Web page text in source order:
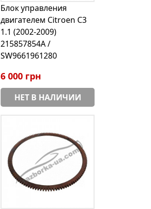
Блок управления
двигателем Citroen C3
1.1 (2002-2009)
215857854A /
SW9661961280
6 000 грн
НЕТ В НАЛИЧИИ